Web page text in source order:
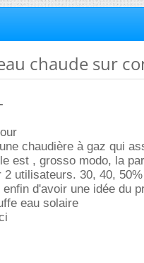
chaude sur
chaudière à gaz qui
est , grosso modo, la
2 utilisateurs. 30, 40,
enfin d'avoir une idée du
eau solaire